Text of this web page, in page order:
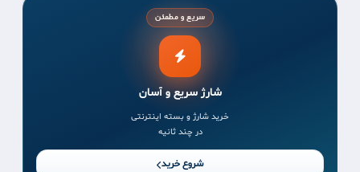
سریع و مطمئن
شارژ سریع و آسان
خرید شارژ و بسته اینترنتی
در چند ثانیه
شروع خرید